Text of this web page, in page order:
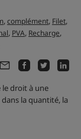
,complément, Filet,
, PVA, Recharge,
le droit à une
la quantité, la